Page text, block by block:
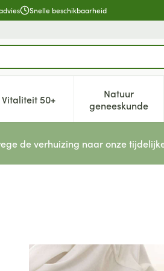
Snelle beschikbaarheid
categorie
vitamines categorie
voor Zwangerschap en kinderen
Vitaliteit 50+Toon submenu voor Vitaliteit
Natuur
geneeskunde
Toon
de verhuizing naar onze